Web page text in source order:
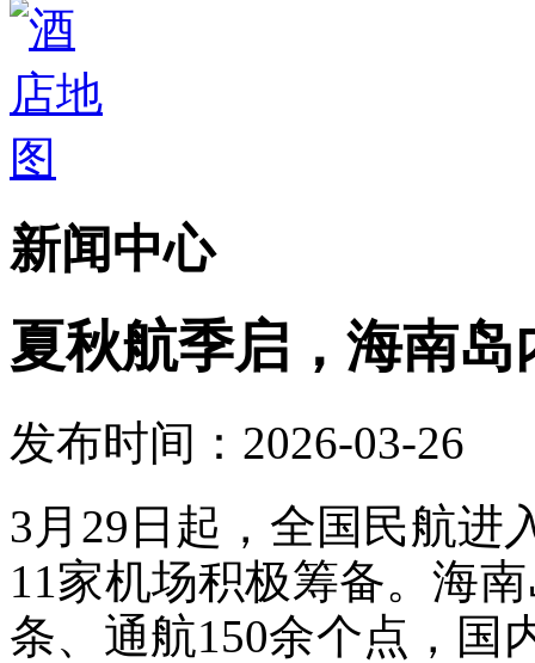
新闻中心
夏秋航季启，海南
发布时间：2026-03-26
3月29日起，全国民航进
11家机场积极筹备。海
条、通航150余个点，国